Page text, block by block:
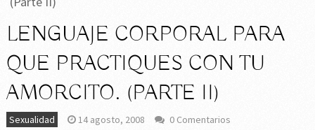
LENGUAJE CORPORAL PARA
QUE PRACTIQUES CON TU
AMORCITO. (PARTE II)
Sexualidad 14 agosto, 2008
0 Comentarios